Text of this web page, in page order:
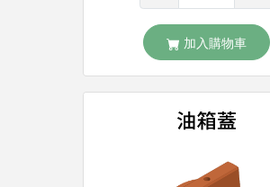
加入購物車